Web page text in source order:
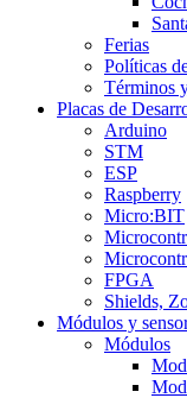
Ferias
Políticas
Términos
Placas de
Arduino
STM
ESP
Raspberry
Micro:BIT
FPGA
Shields,
Módulos y
Módulos